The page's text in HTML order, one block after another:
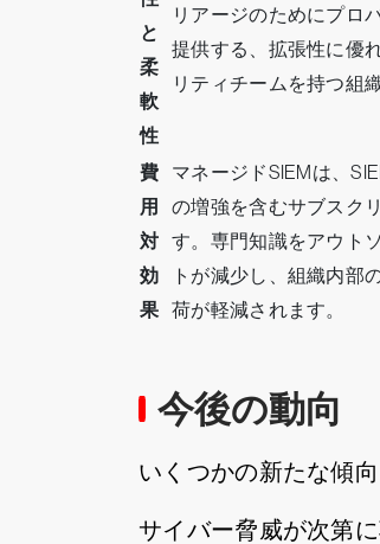
と
柔
軟
性
リアージのためにプロ
提供する、拡張性に優
リティチームを持つ組
費
用
対
効
果
マネージドSIEMは、
の増強を含むサブスク
す。専門知識をアウト
トが減少し、組織内部
荷が軽減されます。
今後の動向
いくつかの新たな傾
サイバー脅威が次第